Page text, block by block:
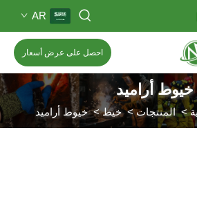
AR
احصل على عرض أسعار
خيوط أراميد
>المنتجات>خيط>خيوط أراميد